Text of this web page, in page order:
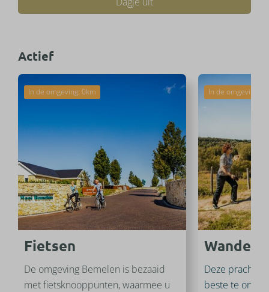
Actief
In de omgeving: 0km
Fietsen
De omgeving Bemelen is bezaaid
met fietsknooppunten, waarmee u
In de omgeving:
Deze
beste te